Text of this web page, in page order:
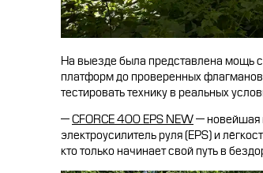
На выезде была представлена мощь
платформ до проверенных
тестировать технику в реальных
—CFORCE 400 EPS NEW— новейшая
электроусилитель руля (EPS) и
кто только начинает свой путь в